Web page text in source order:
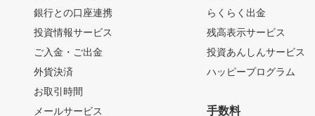
銀行との口座連携
投資情報サービス
ご入金・ご出金
外貨決済
お取引時間
メールサービス
らくらく出金
残高表示サービス
投資あんしんサービス
ハッピープログラム
手数料